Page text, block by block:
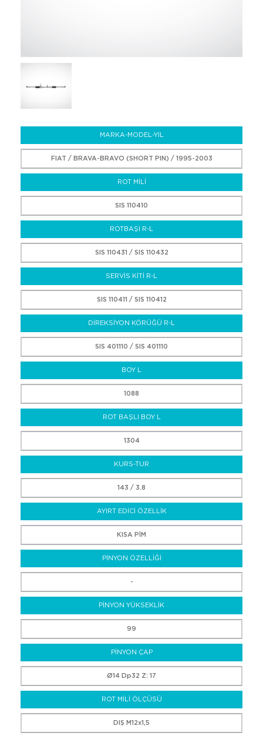
MARKA-MODEL-YIL
FIAT / BRAVA-BRAVO (SHORT PIN) / 1995-2003
ROT MİLİ
SIS 110410
ROTBAŞI R-L
SIS 110431 / SIS 110432
SERVİS KİTİ R-L
SIS 110411 / SIS 110412
DİREKSİYON KÖRÜĞÜ R-L
SIS 401110 / SIS 401110
BOY L
1088
ROT BAŞLI BOY L
1304
KURS-TUR
143 / 3.8
AYIRT EDİCİ ÖZELLİK
KISA PİM
PİNYON ÖZELLİĞİ
-
PİNYON YÜKSEKLİK
99
PİNYON ÇAP
Ø14 Dp32 Z: 17
ROT MİLİ ÖLÇÜSÜ
DIŞ M12x1,5